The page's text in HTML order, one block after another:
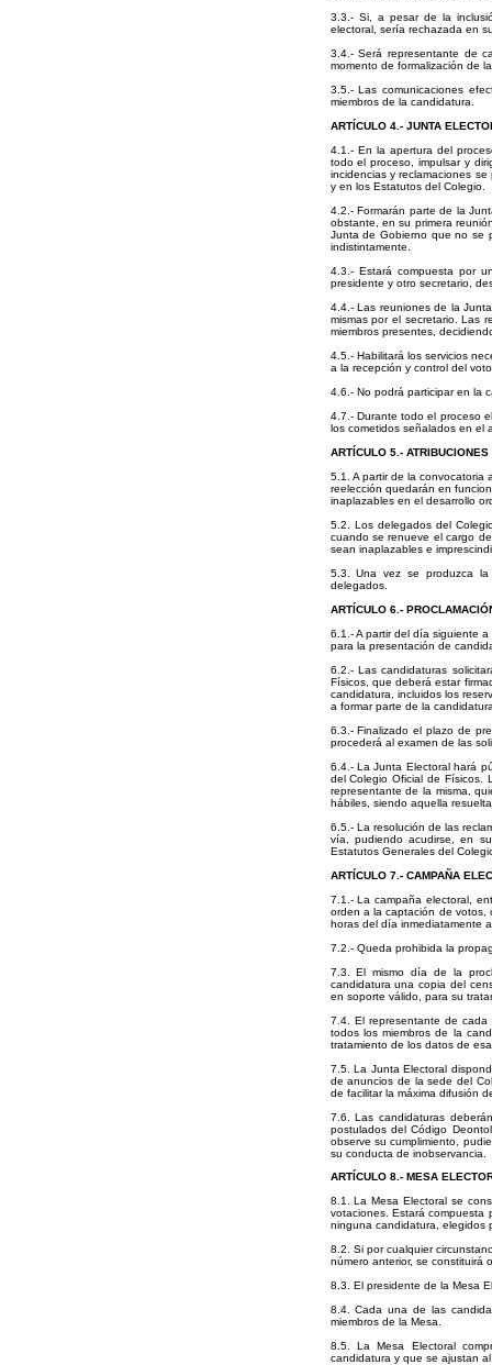
3.3.- Si, a pesar de la
electoral, sería rechazada en
3.4.- Será representante de
momento de formalización de
3.5.- Las comunicaciones
miembros de la candidatura.
ARTÍCULO 4.- JUNTA
4.1.- En la apertura del
todo el proceso, impulsar y
incidencias y reclamaciones
y en los Estatutos del Colegio.
4.2.- Formarán parte de la
obstante, en su primera
Junta de Gobierno que no se
indistintamente.
4.3.- Estará compuesta por
presidente y otro secretario,
4.4.- Las reuniones de la
mismas por el secretario. Las
miembros presentes,
4.5.- Habilitará los servicios
a la recepción y control del
4.6.- No podrá participar en la
4.7.- Durante todo el proceso
los cometidos señalados en el
ARTÍCULO 5.-
5.1. A partir de la convocatoria
reelección quedarán en
inaplazables en el desarrollo
5.2. Los delegados del
cuando se renueve el cargo
sean inaplazables e
5.3. Una vez se produzca
delegados.
ARTÍCULO 6.-
6.1.- A partir del día siguiente
para la presentación de
6.2.- Las candidaturas
Físicos, que deberá estar
candidatura, incluidos los
a formar parte de la
6.3.- Finalizado el plazo de
procederá al examen de las
6.4.- La Junta Electoral hará
del Colegio Oficial de Físicos.
representante de la misma,
hábiles, siendo aquella
6.5.- La resolución de las
vía, pudiendo acudirse, en
Estatutos Generales del
ARTÍCULO 7.- CAMPAÑA
7.1.- La campaña electoral,
orden a la captación de votos,
horas del día inmediatamente
7.2.- Queda prohibida la
7.3. El mismo día de la
candidatura una copia del
en soporte válido, para su
7.4. El representante de
todos los miembros de la
tratamiento de los datos de
7.5. La Junta Electoral
de anuncios de la sede del
de facilitar la máxima difusión
7.6. Las candidaturas
postulados del Código
observe su cumplimiento,
su conducta de inobservancia.
ARTÍCULO 8.- MESA
8.1.
La Mesa Electoral se
votaciones. Estará compuesta
ninguna candidatura, elegidos
8.2. Si por cualquier
número anterior, se constituirá
8.3. El presidente de la Mesa
8.4. Cada una de las
miembros de la Mesa.
8.5. La Mesa Electoral
candidatura y que se ajustan